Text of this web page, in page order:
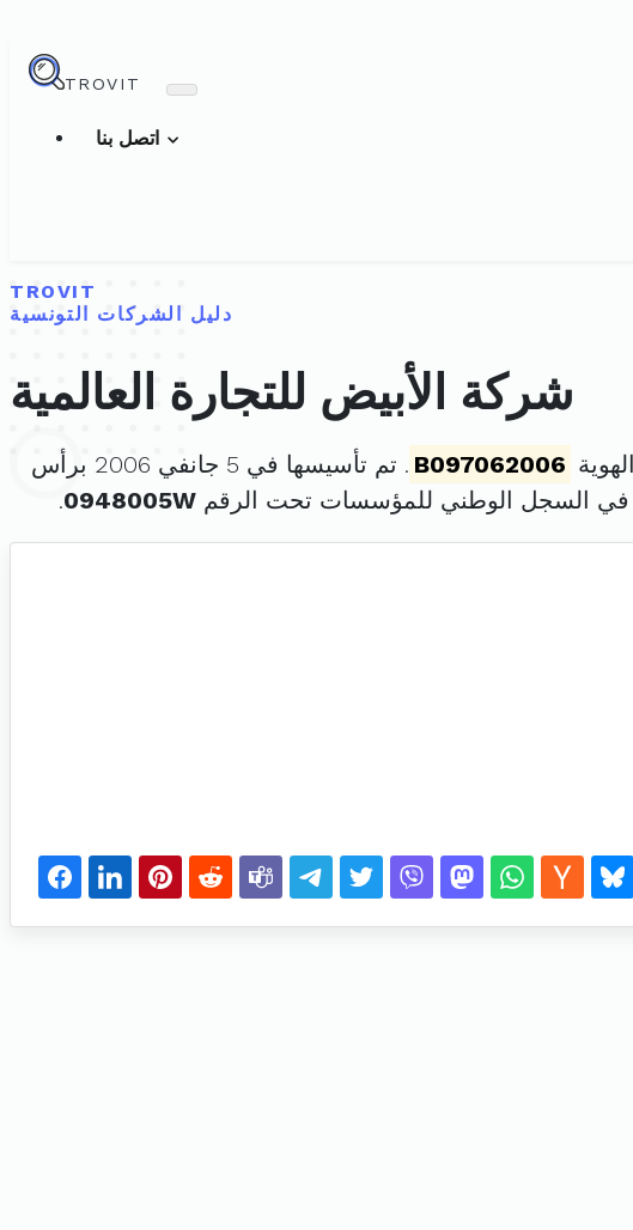
TROVIT
TROVIT
دليل الشركات التونسية
شركة الأبيض للتجارة العالمية
B097062006
. تم تأسيسها في 5 جانفي 2006 برأس
في السجل الوطني للمؤسسات تحت الرقم 0948005W
.